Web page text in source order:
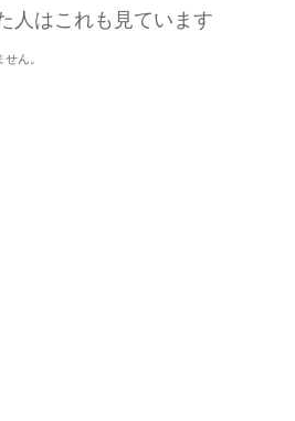
人はこれも見ています
ん。